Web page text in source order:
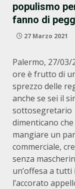
populismo
fanno di
27 Marzo 2021
Palermo, 27/03/
ore è frutto di
sprezzo delle
anche se sei il
sottosegretario
dimenticano
mangiare un
commerciale,
senza
un’offesa a
l’accorato